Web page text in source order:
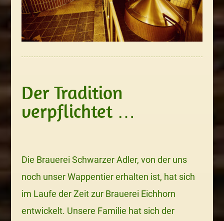
Der Tradition
verpflichtet …
Die Brauerei Schwarzer Adler, von der uns
noch unser Wappentier erhalten ist, hat sich
im Laufe der Zeit zur Brauerei Eichhorn
entwickelt. Unsere Familie hat sich der